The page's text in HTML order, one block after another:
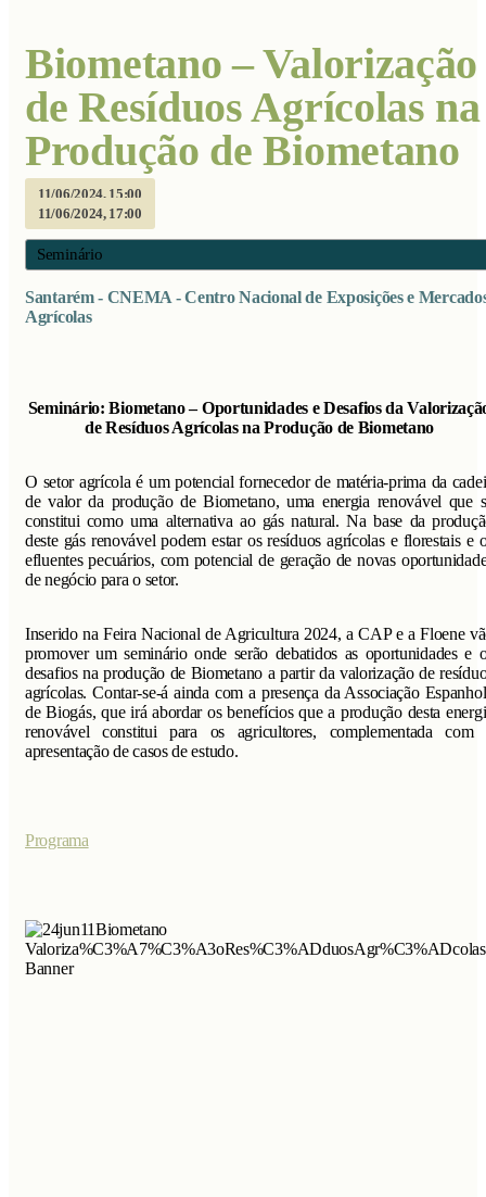
Biometano – Valorização
de Resíduos Agrícolas na
Produção de Biometano
11/06/2024, 15:00
11/06/2024, 17:00
Seminário
Santarém - CNEMA - Centro Nacional de Exposições e
Agrícolas
Seminário: Biometano – Oportunidades e Desafios da
de Resíduos Agrícolas na Produção de Biometano
O setor agrícola é um potencial fornecedor de matéria-prima da
de valor da produção de Biometano, uma energia renovável que
constitui como uma alternativa ao gás natural. Na base da
deste gás renovável podem estar os resíduos agrícolas e florestais e
efluentes pecuários, com potencial de geração de novas
de negócio para o setor.
Inserido na Feira Nacional de Agricultura 2024, a CAP e a Floene
promover um seminário onde serão debatidos as oportunidades e
desafios na produção de Biometano a partir da valorização de
agrícolas. Contar-se-á ainda com a presença da Associação
de Biogás, que irá abordar os benefícios que a produção desta
renovável constitui para os agricultores, complementada com
apresentação de casos de estudo.
Programa